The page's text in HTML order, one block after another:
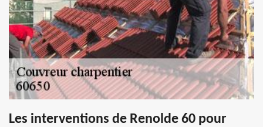
Les interventions de Renolde 60 pour